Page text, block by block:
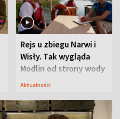
Rejs u zbiegu Narwi i
Wisły. Tak wygląda
Modlin od strony wody
Aktualności